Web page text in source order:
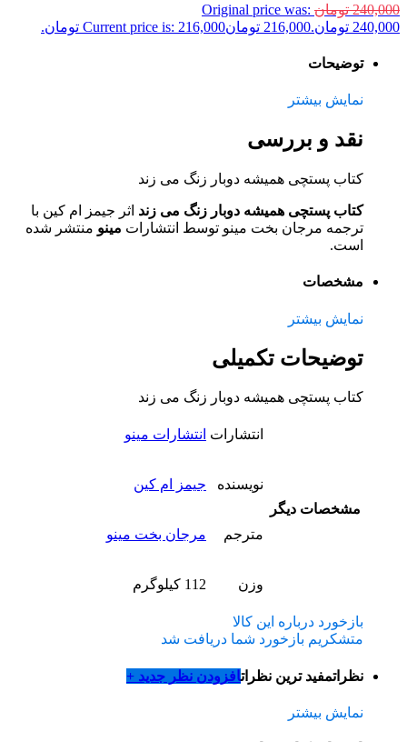
240,000 تومان Original price was:
240,000 تومان.
216,000 تومانCurrent price is: 216,000 تومان.
توضیحات
نمایش بیشتر
نقد و بررسی
کتاب پستچی همیشه دوبار زنگ می زند
کتاب پستچی همیشه دوبار زنگ می زند اثر جیمز ام کین با
ترجمه مرجان بخت مینو توسط انتشارات مینو منتشر شده
است.
مشخصات
نمایش بیشتر
توضیحات تکمیلی
کتاب پستچی همیشه دوبار زنگ می زند
مشخصات دیگر
انتشارات انتشارات مینو
نویسنده جیمز ام کین
مترجم مرجان بخت مینو
وزن 112 کیلوگرم
بازخورد درباره این کالا
متشکریم بازخورد شما دریافت شد
نظراتمفید ترین نظراتافزودن نظر جدید +
نمایش بیشتر